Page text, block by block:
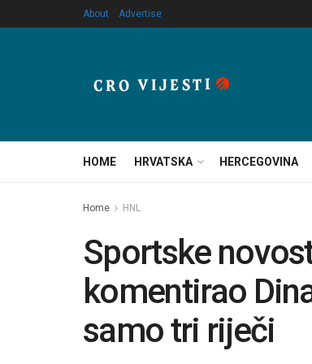
About Advertise
HOME HRVATSKA HERCEGOVINA
Home HNL
Sportske
komentirao
samo tri riječi